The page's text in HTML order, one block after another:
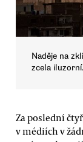
Naděje na
zcela
Za poslední
v médiích v